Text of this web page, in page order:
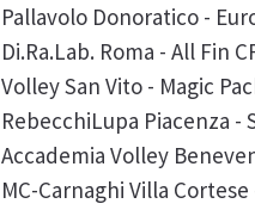
Pallavolo Donoratico -
Di.Ra.Lab. Roma - All Fin
Volley San Vito - Magic
RebecchiLupa Piacenza -
Accademia Volley
MC-Carnaghi Villa